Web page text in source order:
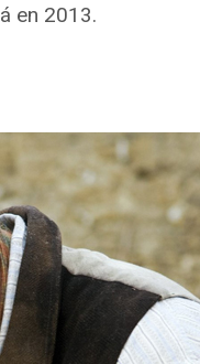
en 2013.